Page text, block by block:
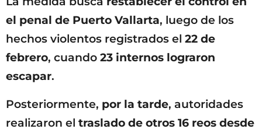
el penal de Puerto Vallarta, luego de los
hechos violentos registrados el 22 de
febrero, cuando 23 internos lograron
escapar.
Posteriormente, por la tarde, autoridades
realizaron el traslado de otros 16 reos desde